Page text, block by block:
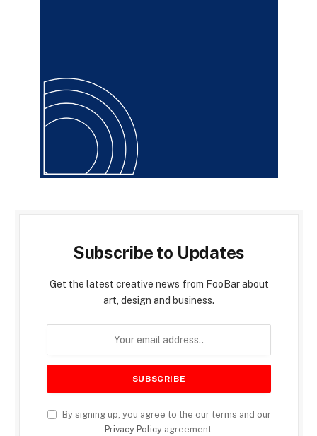
Subscribe to Updates
Get the latest creative news from FooBar about
art, design and business.
By signing up, you agree to the our terms and our
Privacy Policyagreement.